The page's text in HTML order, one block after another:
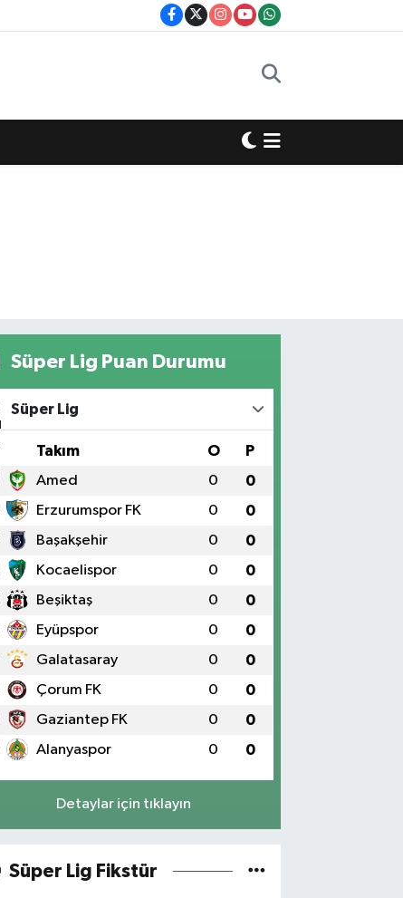
Süper Lig Puan Durumu
Süper Lig
Takım O P
Amed 0 0
Erzurumspor FK 0 0
Başakşehir 0 0
Kocaelispor 0 0
Beşiktaş 0 0
Eyüpspor 0 0
Galatasaray 0 0
Çorum FK 0 0
Gaziantep FK 0 0
Alanyaspor 0 0
Detaylar için tıklayın
Süper Lig Fikstür